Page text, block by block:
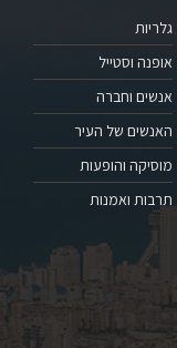
גלריות
אופנה וסטייל
אנשים וחברה
האנשים של העיר
מוסיקה והופעות
תרבות ואמנות